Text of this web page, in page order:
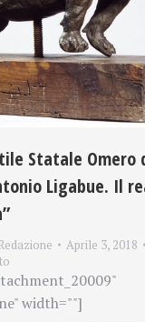
Statale Omero
Ligabue. Il
Aprile 3, 2018
width=""]